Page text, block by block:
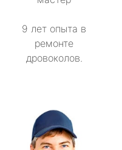
9 лет опыта в
ремонте
дровоколов.